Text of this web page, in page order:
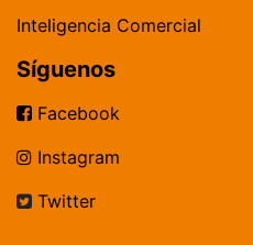
Inteligencia Comercial
Síguenos
​​​​​​​​​​ Facebook
Instagram
Twitter